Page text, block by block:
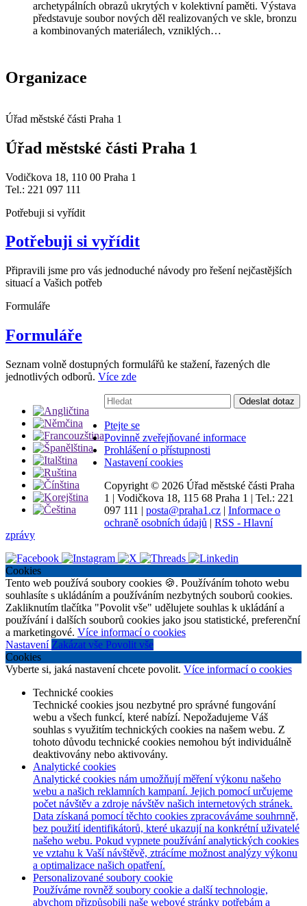
archetypálních obrazů ukrytých v kolektivní paměti. Výstava
představuje soubor nových děl realizovaných ve skle, bronzu
a kombinovaných materiálech, vzniklých…
Organizace
Úřad městské části Praha 1
Úřad městské části Praha 1
Vodičkova 18, 110 00 Praha 1
Tel.: 221 097 111
Potřebuji si vyřídit
Potřebuji si vyřídit
Připravili jsme pro vás jednoduché návody pro řešení nejčastějších
situací a Vašich potřeb
Formuláře
Formuláře
Seznam volně dostupných formulářů ke stažení, řazených dle
jednotlivých odborů. Více zde
Vyhledávání:
Odeslat dotaz
Ptejte se
Povinně zveřejňované informace
Prohlášení o přístupnosti
Nastavení cookies
Copyright © 2026 Úřad městské části Praha
1 | Vodičkova 18, 115 68 Praha 1 | Tel.: 221
097 111 | posta@praha1.cz | Informace o
ochraně osobních údajů | RSS - Hlavní
zprávy
Cookies
Tento web používá soubory cookies 🍪. Používáním tohoto webu
souhlasíte s ukládáním a používáním nezbytných souborů cookies.
Zakliknutím tlačítka "Povolit vše" udělujete souhlas k ukládání a
používání i dalších souborů cookies jako jsou statistické, preferenční
a marketingové. Více informací o cookies
Nastavení Zakázat vše Povolit vše
Cookies
Vyberte si, jaká nastavení chcete povolit. Více informací o cookies
Technické cookies
Technické cookies jsou nezbytné pro správné fungování
webu a všech funkcí, které nabízí. Nepožadujeme Váš
souhlas s využitím technických cookies na našem webu. Z
tohoto důvodu technické cookies nemohou být individuálně
deaktivovány nebo aktivovány.
Analytické cookies
Analytické cookies nám umožňují měření výkonu našeho
webu a našich reklamních kampaní. Jejich pomocí určujeme
počet návštěv a zdroje návštěv našich internetových stránek.
Data získaná pomocí těchto cookies zpracováváme souhrnně,
bez použití identifikátorů, které ukazují na konkrétní uživatelé
našeho webu. Pokud vypnete používání analytických cookies
ve vztahu k Vaší návštěvě, ztrácíme možnost analýzy výkonu
a optimalizace našich opatření.
Personalizované soubory cookie
Používáme rovněž soubory cookie a další technologie,
abychom přizpůsobili naše webové stránky potřebám a